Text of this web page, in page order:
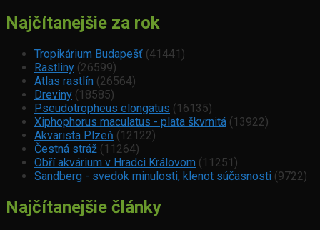
Najčítanejšie za rok
Tropikárium Budapešť (41441)
Rastliny (26599)
Atlas rastlín (26564)
Dreviny (18585)
Pseudotropheus elongatus (16135)
Xiphophorus maculatus - plata škvrnitá (13922)
Akvarista Plzeň (12122)
Čestná stráž (11264)
Obří akvárium v Hradci Královom (11251)
Sandberg - svedok minulosti, klenot súčasnosti (9722)
Najčítanejšie články